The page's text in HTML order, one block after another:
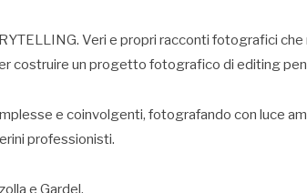
Veri e propri racconti fotografici
costruire un progetto fotografico di editing
e coinvolgenti, fotografando con luce
professionisti.
e Gardel.